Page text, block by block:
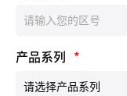
产品系列 *